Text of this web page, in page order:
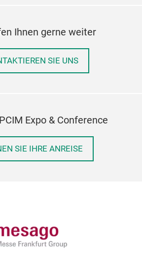
Ihnen gerne weiter
SIE UNS
Expo & Conference
SIE IHRE ANREISE